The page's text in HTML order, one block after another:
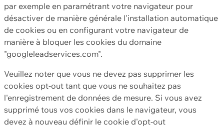
par exemple en paramétrant votre navigateur pour
désactiver de manière générale l'installation automatique
de cookies ou en configurant votre navigateur de
manière à bloquer les cookies du domaine
"googleleadservices.com".
Veuillez noter que vous ne devez pas supprimer les
cookies opt-out tant que vous ne souhaitez pas
l'enregistrement de données de mesure. Si vous avez
supprimé tous vos cookies dans le navigateur, vous
devez à nouveau définir le cookie d'opt-out